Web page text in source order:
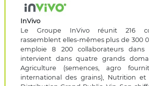
InVivo
Le Groupe InVivo réunit 216
rassemblent elles-mêmes plus de 300
emploie 8 200 collaborateurs dans
intervient dans quatre grands
Agriculture (semences, agro
international des grains), Nutrition et